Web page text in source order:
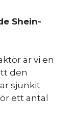
Shein-
är vi en
den
sjunkit
ett antal